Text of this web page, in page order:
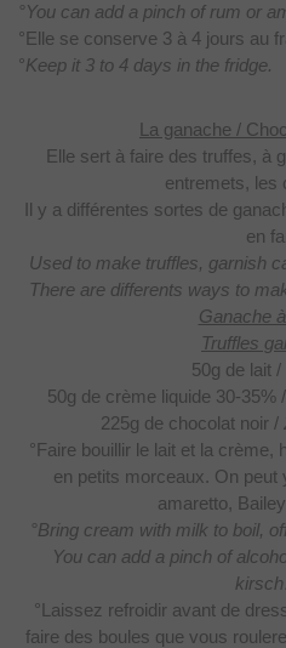
°You can add a pinch of rum or
°Elle se conserve 3 à 4 jours au
°Keep it 3 to 4 days in the fridge.
La ganache /
Elle sert à faire des truffes, à
entremets,
Il y a différentes sortes de
en
Used to make truffles, garnish
There are differents ways to
Ganache
Truffles
50g de lait /
50g de crème liquide 30-35% /
225g de chocolat noir /
°Faire bouillir le lait et la crème,
en petits morceaux. On peut
amaretto,
°Bring cream with milk to boil,
You can add a pinch of
°Laissez refroidir avant de
faire des boules que vous